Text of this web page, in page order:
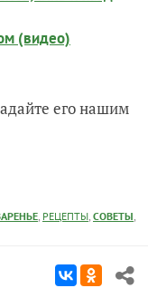
(видео)
его нашим
, РЕЦЕПТЫ, СОВЕТЫ,